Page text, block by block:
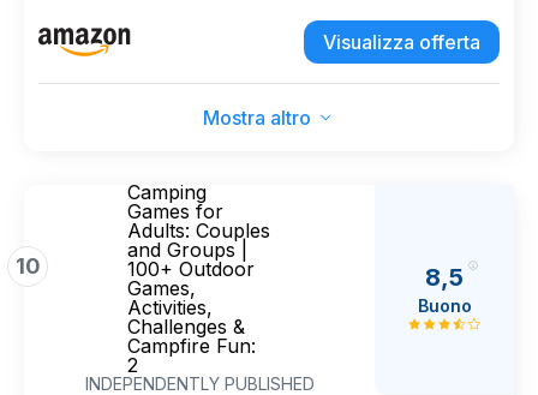
Cappuccio per Uomo Donna per Pesca,
Campeggio, Escursioni (Verde)Visualizza offerta
Mostra altro
10
Camping
Games for
Adults: Couples
and Groups |
100+ Outdoor
Games,
Activities,
Challenges &
Campfire Fun:
2
INDEPENDENTLY PUBLISHED
8,5
Buono